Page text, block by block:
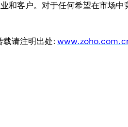
和客户。对于任何希望在市场中
载请注明出处: